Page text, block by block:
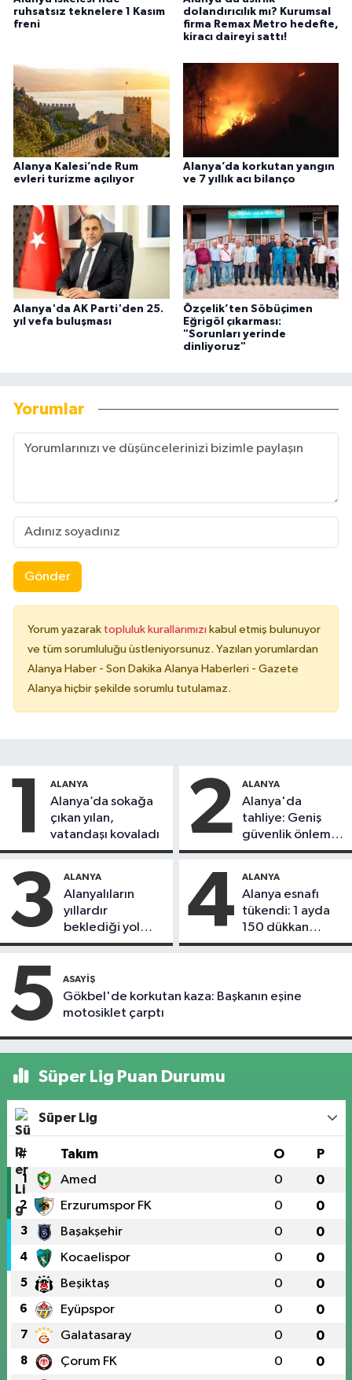
ruhsatsız teknelere 1 Kasım
freni
dolandırıcılık mı? Kurumsal
firma Remax Metro hedefte,
kiracı daireyi sattı!
Alanya Kalesi’nde Rum
evleri turizme açılıyor
Alanya’da korkutan yangın
ve 7 yıllık acı bilanço
Alanya'da AK Parti'den 25.
yıl vefa buluşması
Özçelik’ten Söbüçimen
Eğrigöl çıkarması:
"Sorunları yerinde
dinliyoruz"
Yorumlar
Gönder
Yorum yazarak topluluk kurallarımızı kabul etmiş bulunuyor
ve tüm sorumluluğu üstleniyorsunuz. Yazılan yorumlardan
Alanya Haber - Son Dakika Alanya Haberleri - Gazete
Alanya hiçbir şekilde sorumlu tutulamaz.
1 ALANYA
Alanya’da sokağa
çıkan yılan,
vatandaşı kovaladı
2 ALANYA
Alanya'da
tahliye: Geniş
güvenlik önlemi
alındı
3 ALANYA
Alanyalıların
yıllardır
beklediği yol
askıdan döndü
4 ALANYA
Alanya esnafı
tükendi: 1 ayda
150 dükkan
kapandı
5 ASAYIŞ
Gökbel'de korkutan kaza: Başkanın eşine
motosiklet çarptı
Süper Lig Puan Durumu
Süper Lig
# Takım O P
1 Amed 0 0
2 Erzurumspor FK 0 0
3 Başakşehir 0 0
4 Kocaelispor 0 0
5 Beşiktaş 0 0
6 Eyüpspor 0 0
7 Galatasaray 0 0
8 Çorum FK 0 0